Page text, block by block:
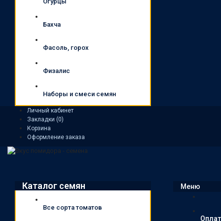
Бахча
Фасоль, горох
Физалис
Наборы и смеси семян
Личный кабинет
Закладки (0)
Корзина
Оформление заказа
Каталог семян
Все сорта томатов
Меню